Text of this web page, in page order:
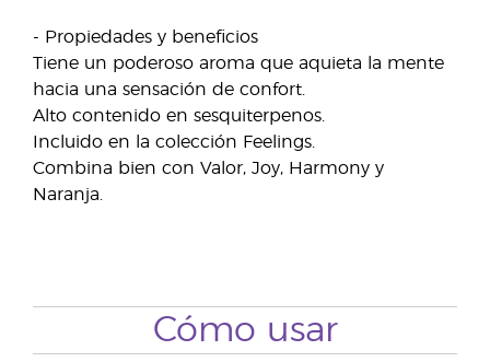
- Propiedades y beneficios
Tiene un poderoso aroma que aquieta la mente
hacia una sensación de confort.
Alto contenido en sesquiterpenos.
Incluido en la colección Feelings.
Combina bien con Valor, Joy, Harmony y
Naranja.
Cómo usar